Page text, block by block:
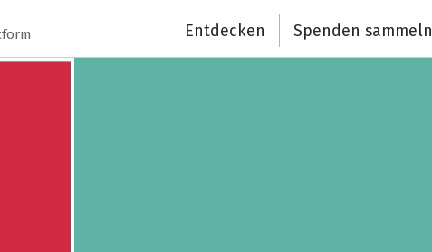
Entdecken Spenden sammeln
Spendenempfänger